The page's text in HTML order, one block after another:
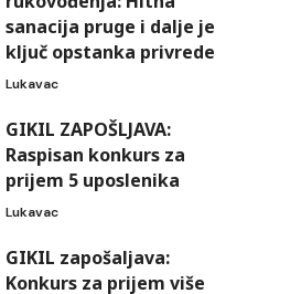
sanacija pruge i dalje je
ključ opstanka privrede
Lukavac
GIKIL ZAPOŠLJAVA:
Raspisan konkurs za
prijem 5 uposlenika
Lukavac
GIKIL zapošaljava:
Konkurs za prijem više